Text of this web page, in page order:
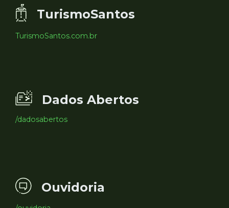
TurismoSantos
TurismoSantos.com.br
Dados Abertos
/dadosabertos
Ouvidoria